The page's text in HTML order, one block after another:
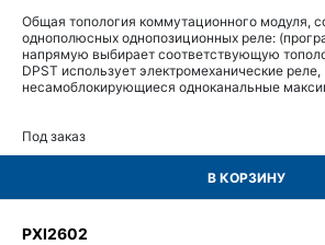
Общая топология коммутационного модуля,
однополюсных однопозиционных реле:
напрямую выбирает соответствующую
DPST использует электромеханические реле,
несамоблокирующиеся одноканальные
Под заказ
В КОРЗИНУ
PXI2602